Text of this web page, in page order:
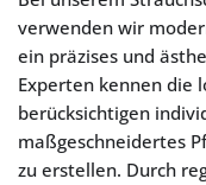
verwenden wir
ein präzises und
Experten kennen die
berücksichtigen
maßgeschneidertes
zu erstellen. Durch